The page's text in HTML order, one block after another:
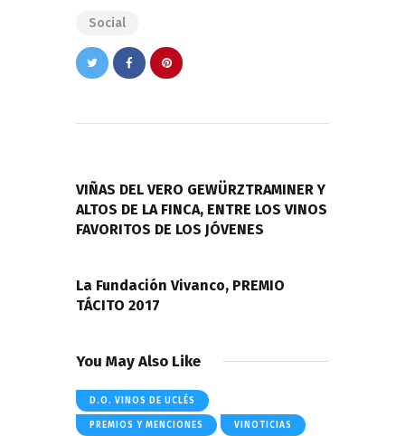
Social
entradas
VIÑAS DEL VERO GEWÜRZTRAMINER Y
ALTOS DE LA FINCA, ENTRE LOS VINOS
FAVORITOS DE LOS JÓVENES
La Fundación Vivanco, PREMIO
TÁCITO 2017
You May Also Like
D.O. VINOS DE UCLÉS
PREMIOS Y MENCIONES VINOTICIAS